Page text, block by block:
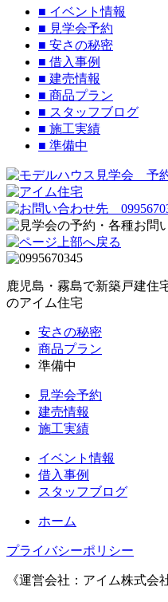
■ イベント情報
■ 見学会予約
■ 安さの秘密
■ 借入事例
■ 建売情報
■ 商品プラン
■ スタッフブログ
■ 施工実績
■ 準備中
鹿児島・霧島で新築戸建住
のアイム住宅
安さの秘密
商品プラン
準備中
見学会予約
建売情報
施工実績
イベント情報
借入事例
スタッフブログ
ホーム
プライバシーポリシー
《運営会社：アイム株式会